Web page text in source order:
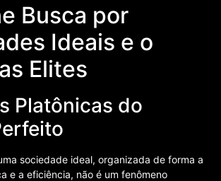
Busca por
Ideais e o
Elites
Platônicas do
sociedade ideal, organizada de forma a
e a eficiência, não é um fenômeno